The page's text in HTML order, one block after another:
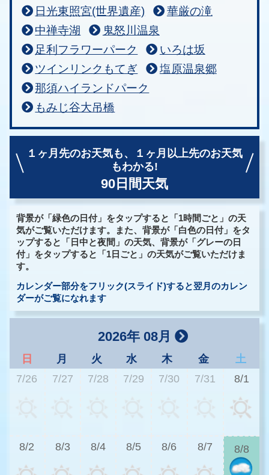
日光東照宮(世界遺産)
華厳の滝
中禅寺湖
鬼怒川温泉
足利フラワーパーク
いろは坂
ツインリンクもてぎ
塩原温泉郷
那須ハイランドパーク
もみじ谷大吊橋
１ヶ月先のお天気も、
１ヶ月以上先のお天気
もわかる!
90日間天気
背景が「緑色の日付」をタップすると「1時間ごと」の天
気がご覧いただけます。また、背景が「白色の日付」をタ
ップすると「日中と夜間」の天気、背景が「グレーの日
付」をタップすると「1日ごと」の天気がご覧いただけま
す。
カレンダー部分をフリック(スライド)すると翌月のカレン
ダーがご覧になれます
2026年 08月
日 月 火 水 木 金
土
7/26
7/27 7/28 7/29 7/30 7/31 8/1
8/2 8/3 8/4 8/5 8/6 8/7 8/8